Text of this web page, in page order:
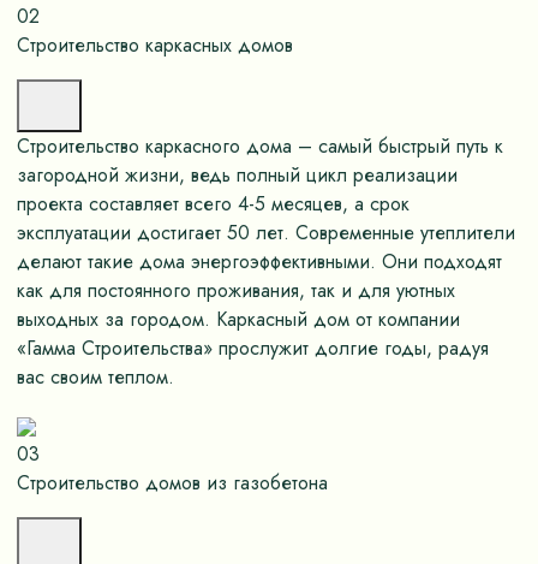
02
Строительство каркасных домов
Строительство каркасного дома – самый быстрый путь к
загородной жизни, ведь полный цикл реализации
проекта составляет всего 4-5 месяцев, а срок
эксплуатации достигает 50 лет. Современные утеплители
делают такие дома энергоэффективными. Они подходят
как для постоянного проживания, так и для уютных
выходных за городом. Каркасный дом от компании
«Гамма Строительства» прослужит долгие годы, радуя
вас своим теплом.
03
Строительство домов из газобетона